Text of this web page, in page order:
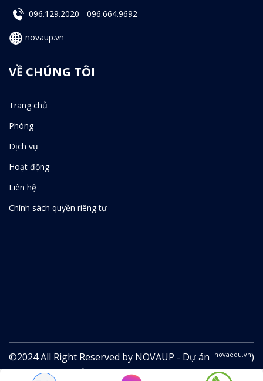
096.129.2020 - 096.664.9692
novaup.vn
VỀ CHÚNG TÔI
Trang chủ
Phòng
Dịch vụ
Hoạt động
Liên hệ
Chính sách quyền riêng tư
©2024 All Right Reserved by NOVAUP - Dự án
thuộc Công ty Cổ phần Công nghệ Giáo dục
novaedu.vn)